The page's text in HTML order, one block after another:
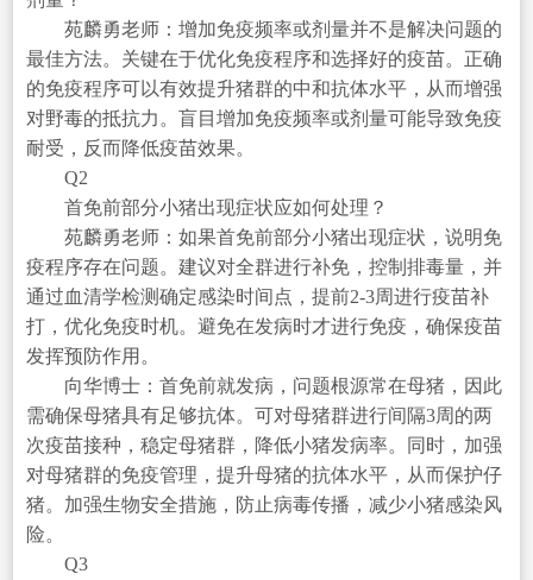
苑麟勇老师：增加免疫频率或剂量并不是解决问题的
最佳方法。关键在于优化免疫程序和选择好的疫苗。正确
的免疫程序可以有效提升猪群的中和抗体水平，从而增强
对野毒的抵抗力。盲目增加免疫频率或剂量可能导致免疫
耐受，反而降低疫苗效果。
Q2
首免前部分小猪出现症状应如何处理？
苑麟勇老师：如果首免前部分小猪出现症状，说明免
疫程序存在问题。建议对全群进行补免，控制排毒量，并
通过血清学检测确定感染时间点，提前2-3周进行疫苗补
打，优化免疫时机。避免在发病时才进行免疫，确保疫苗
发挥预防作用。
向华博士：首免前就发病，问题根源常在母猪，因此
需确保母猪具有足够抗体。可对母猪群进行间隔3周的两
次疫苗接种，稳定母猪群，降低小猪发病率。同时，加强
对母猪群的免疫管理，提升母猪的抗体水平，从而保护仔
猪。加强生物安全措施，防止病毒传播，减少小猪感染风
险。
Q3